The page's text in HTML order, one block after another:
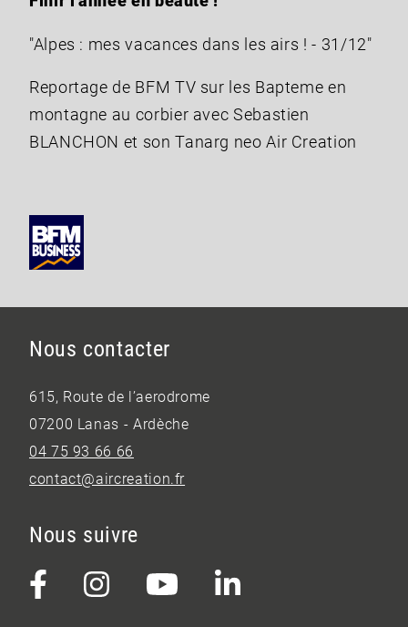
"Alpes : mes vacances dans les airs ! - 31/12"
Reportage de BFM TV sur les Bapteme en
montagne au corbier avec Sebastien
BLANCHON et son Tanarg neo Air Creation
Nous contacter
615, Route de l’aerodrome
07200 Lanas - Ardèche
04 75 93 66 66
contact@aircreation.fr
Nous suivre